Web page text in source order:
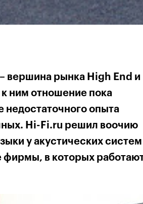
вершина рынка High End и
ним отношение пока
недостаточного опыта
Hi-Fi.ru решил воочию
у акустических систем
фирмы, в которых